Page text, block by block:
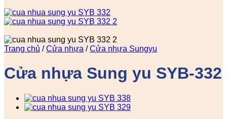
Trang chủ / Cửa nhựa / Cửa nhựa Sungyu
Cửa nhựa Sung yu SYB-332